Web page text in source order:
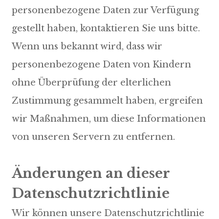
personenbezogene Daten zur Verfügung
gestellt haben, kontaktieren Sie uns bitte.
Wenn uns bekannt wird, dass wir
personenbezogene Daten von Kindern
ohne Überprüfung der elterlichen
Zustimmung gesammelt haben, ergreifen
wir Maßnahmen, um diese Informationen
von unseren Servern zu entfernen.
Änderungen an dieser
Datenschutzrichtlinie
Wir können unsere Datenschutzrichtlinie